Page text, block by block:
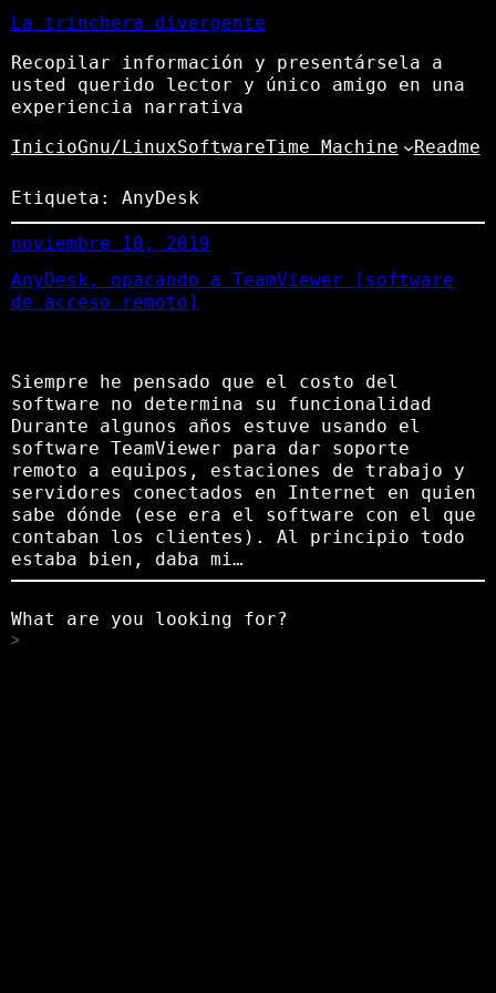
La trinchera divergente
Recopilar información y presentársela a
usted querido lector y único amigo en una
experiencia narrativa
InicioGnu/LinuxSoftwareTime Machine Readme
Etiqueta: AnyDesk
noviembre 10, 2019
AnyDesk, opacando a TeamViewer [software
de acceso remoto]
Siempre he pensado que el costo del
software no determina su funcionalidad
Durante algunos años estuve usando el
software TeamViewer para dar soporte
remoto a equipos, estaciones de trabajo y
servidores conectados en Internet en quien
sabe dónde (ese era el software con el que
contaban los clientes). Al principio todo
estaba bien, daba mi…
What are you looking for?